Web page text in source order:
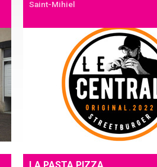
Saint-Mihiel